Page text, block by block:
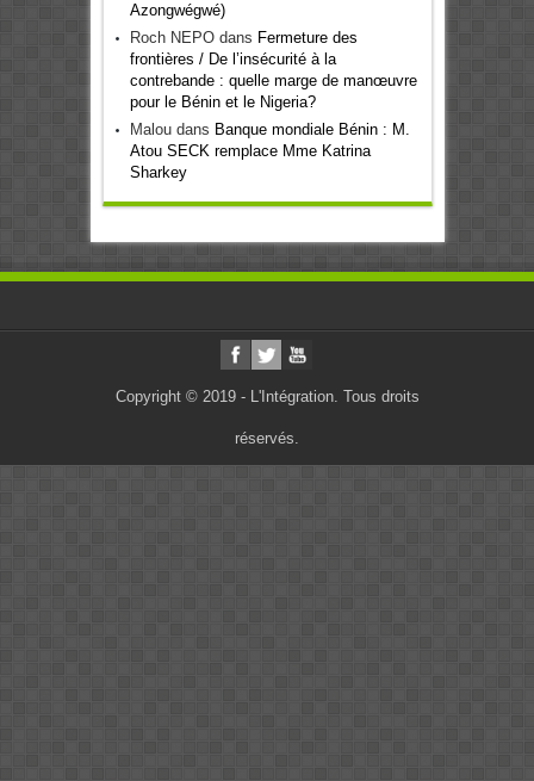
Azongwégwé)
Roch NEPOdans Fermeture des
frontières / De l’insécurité à la
contrebande : quelle marge de manœuvre
pour le Bénin et le Nigeria?
Maloudans Banque mondiale Bénin : M.
Atou SECK remplace Mme Katrina
Sharkey
Copyright © 2019 - L'Intégration. Tous droits
réservés.